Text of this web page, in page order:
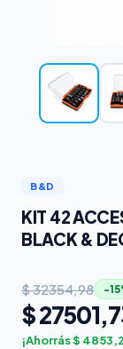
B&D
KIT 42
BLACK &
$ 32354,98
$
¡Ahorrás $